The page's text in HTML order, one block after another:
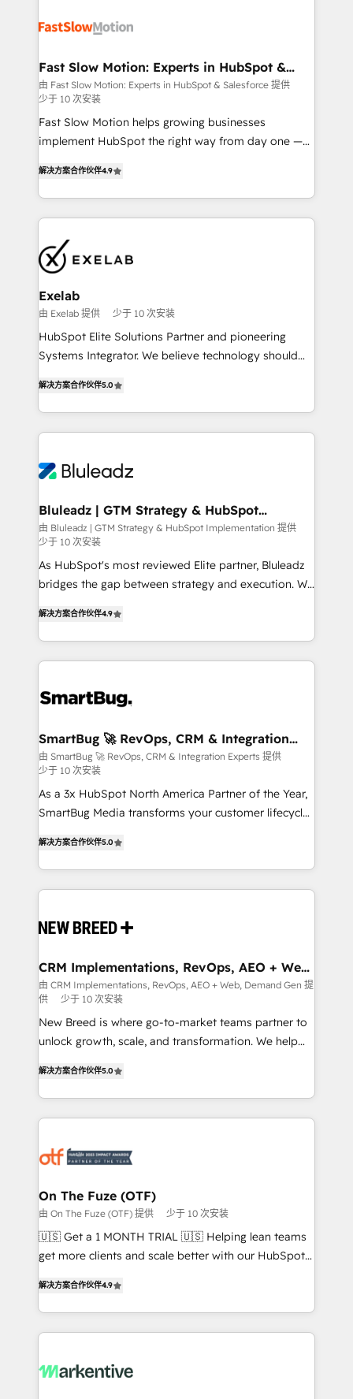
digitaweb.com
design, implement, and optimise HubSpot so it
services include: - Choosing the right HubSpot
package for your business - Full CRM, Marketing, and
Sales Hub implementations - Custom dashboards
and reporting - Workflow automation and data
clean-up - Sales enablement and team training -
Leeds and London, we partner with SMEs across the
UK who are ready to turn HubSpot into the growth
engine it’s meant to be.
Fast Slow Motion: Experts in HubSpot &
Salesforce
由 Fast Slow Motion: Experts in HubSpot & Salesforce 提供
少于 10 次安装
Fast Slow Motion helps growing businesses
implement HubSpot the right way from day one —
Highly certified in both HubSpot and Salesforce, we
bring deep experience in CRM implementation,
integrations, and data migration across modern
market and enterprise organizations, our team
combines strong technical execution with real
business perspective. Many of our consultants have
scaled businesses themselves, giving us a practical
understanding of what owners and operators need
as their systems, data, and processes evolve. Since
range of industries, including healthcare, software,
B2B services, manufacturing, financial services and
on delivering clean, scalable, AI-ready systems that
create long-term value and a consistently strong
解决方案合作伙伴4.9
Exelab
由 Exelab 提供 少于 10 次安装
HubSpot Elite Solutions Partner and pioneering
Systems Integrator. We believe technology should
Every engagement begins with clear objectives,
customer journey mapping, and measurable KPIs.
Only then we architect solutions. The question is
outcomes to deliver. -SYSTEM INTEGRATION-
make HubSpot the operational hub, integrated with
SAP, Microsoft Dynamics, custom ERPs, and any
enterprise platform. Proprietary apps extend
HubSpot beyond standard configurations. -AI-
FIRST- AI across customer-facing operations to
unlock efficiency at scale. From predictive
intelligence to conversational AI, we turn data into
action and automation into competitive advantage.
accreditations
解决方案合作伙伴5.0
Bluleadz | GTM Strategy & HubSpot
Implementation
由 Bluleadz | GTM Strategy & HubSpot Implementation 提供
少于 10 次安装
As HubSpot's most reviewed Elite partner, Bluleadz
bridges the gap between strategy and execution. We
Operating System (GTM OS) to align your leadership
and engineer a portal that drives predictable
revenue velocity. 🚀 GTM Strategy & Alignment
stalling growth. Fix your ICP, Math, and Story to stop
Scalable Architecture: Zero-technical-debt setup
across all Hubs, validated by our 7 HubSpot
Accreditations. AI-Powered RevOps: Breeze AI,
custom AI agents, and high-integrity migrations for
total reporting clarity. Security & Compliance: SOC 2
security. 🏆 Why Bluleadz? GTM OS Partner | 16+
Years Experience | 1,000+ Five-Star Reviews
解决方案合作伙伴4.9
SmartBug 🚀 RevOps, CRM & Integration
Experts
由 SmartBug 🚀 RevOps, CRM & Integration Experts 提供
少于 10 次安装
As a 3x HubSpot North America Partner of the Year,
SmartBug Media transforms your customer lifecycle
includes specialized divisions Globalia (AI &
Software) and Point Success Media (Paid Media),
making this the official home for all three brands. 🔄
and system integrations powered by Globalia’s
trainers to drive platform adoption. 📈 Revenue
Generation - Full-funnel marketing and high-
performance advertising via Point Success Media. -
Expert deployment of Breeze AI and custom agents
to automate growth. 🏆 Elite Excellence - 8 platform
expertise. - A team of 250+ experts dedicated to
your resilient growth.
解决方案合作伙伴5.0
CRM Implementations, RevOps, AEO + Web,
Demand Gen
由 CRM Implementations, RevOps, AEO + Web, Demand Gen 提
供
少于 10 次安装
New Breed is where go-to-market teams partner to
unlock growth, scale, and transformation. We help
customer platform and operationalize HubSpot’s
Loop Marketing framework through expert-led
services, smart agents, and purpose-built apps,
results, fast. ⚙️CRM & RevOps: Align all Hubs to your
🎯Demand Gen & ABM: Drive pipeline with inbound,
ABM, AEO, SEO, & paid media. 👩‍💻Web Design:
Build high-performing websites with UX, messaging,
& conversion strategy that drive results. 🤖AI
AI, & maximize AEO with tailored AI services. 🧩
Integrations: Extend HubSpot with custom
解决方案合作伙伴5.0
On The Fuze (OTF)
由 On The Fuze (OTF) 提供 少于 10 次安装
🇺🇸 Get a 1 MONTH TRIAL 🇺🇸 Helping lean teams
get more clients and scale better with our HubSpot
Work With 🚀 We help lean, growing companies: -
Win more business - Reduce no-shows - Improve
lead & deal conversion rates - Scale with less
What do you get? 🤓 Our client's are too busy to
解决方案合作伙伴4.9